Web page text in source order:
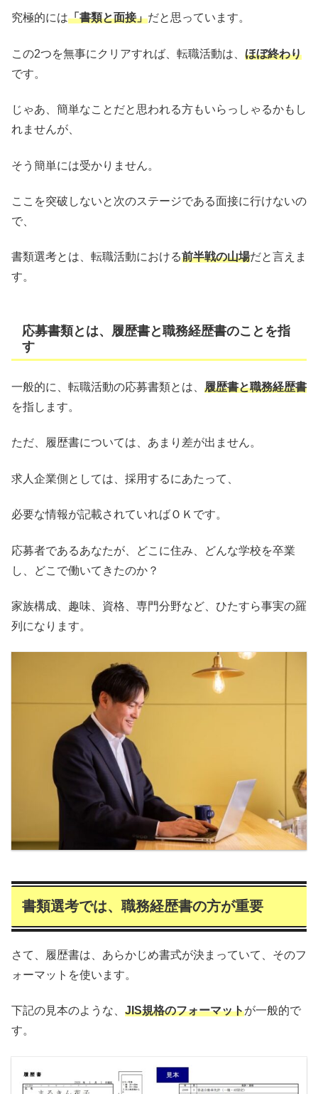
究極的には「書類と面接」だと思っています。
この2つを無事にクリアすれば、転職活動は、 ほぼ終わり
です。
じゃあ、簡単なことだと思われる方もいらっしゃるかもし
れませんが、
そう簡単には受かりません。
ここを突破しないと次のステージである面接に行けないの
で、
書類選考とは、転職活動における前半戦の山場だと言えま
す。
応募書類とは、履歴書と職務経歴書のことを指
す
一般的に、転職活動の応募書類とは、 履歴書と職務経歴書
を指します。
ただ、履歴書については、あまり差が出ません。
求人企業側としては、採用するにあたって、
必要な情報が記載されていればＯＫです。
応募者であるあなたが、どこに住み、どんな学校を卒業
し、どこで働いてきたのか？
家族構成、趣味、資格、専門分野など、ひたすら事実の羅
列になります。
書類選考では、職務経歴書の方が重要
さて、履歴書は、あらかじめ書式が決まっていて、そのフ
ォーマットを使います。
下記の見本のような、 JIS規格のフォーマットが一般的で
す。